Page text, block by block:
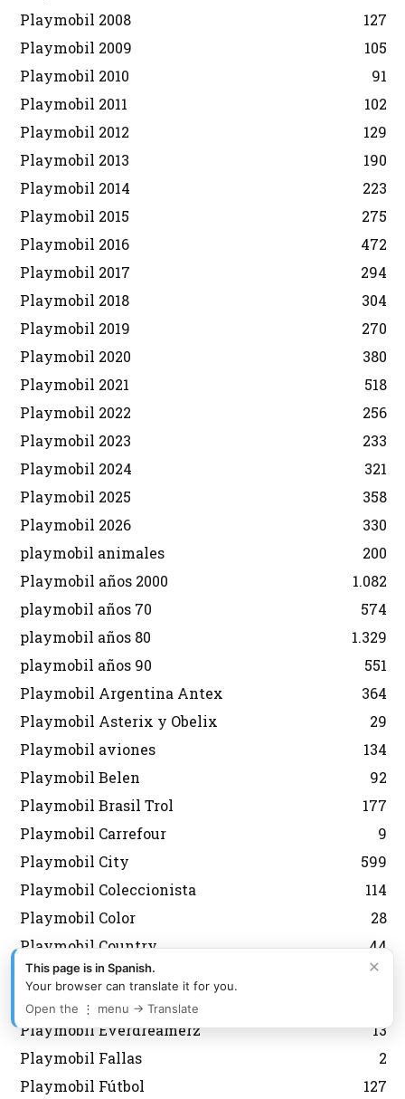
Playmobil 2008
127
Playmobil 2009
105
Playmobil 2010
91
Playmobil 2011
102
Playmobil 2012
129
Playmobil 2013
190
Playmobil 2014
223
Playmobil 2015
275
Playmobil 2016
472
Playmobil 2017
294
Playmobil 2018
304
Playmobil 2019
270
Playmobil 2020
380
Playmobil 2021
518
Playmobil 2022
256
Playmobil 2023
233
Playmobil 2024
321
Playmobil 2025
358
Playmobil 2026
330
playmobil animales
200
Playmobil años 2000
1.082
playmobil años 70
574
playmobil años 80
1.329
playmobil años 90
551
Playmobil Argentina Antex
364
Playmobil Asterix y Obelix
29
Playmobil aviones
134
Playmobil Belen
92
Playmobil Brasil Trol
177
Playmobil Carrefour
9
Playmobil City
599
Playmobil Coleccionista
114
Playmobil Color
28
Playmobil Country
44
Playmobil Dioses
21
Playmobil Edicion Limitada
Playmobil Everdreamerz
13
Playmobil Fallas
2
Playmobil Fútbol
127
×
This page is in Spanish.
Your browser can translate it for you.
Open the ⋮ menu → Translate